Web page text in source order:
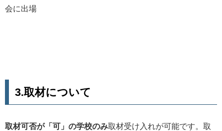
会に出場
3.取材について
取材可否が「可」の学校のみ取材受け入れが可能です。取